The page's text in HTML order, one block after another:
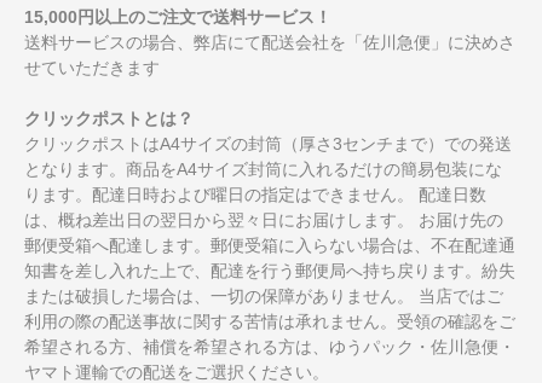
15,000円以上のご注文で送料サービス！
送料サービスの場合、弊店にて配送会社を「佐川急便」に決めさ
せていただきます
クリックポストとは？
クリックポストはA4サイズの封筒（厚さ3センチまで）での発送
となります。商品をA4サイズ封筒に入れるだけの簡易包装にな
ります。配達日時および曜日の指定はできません。 配達日数
は、概ね差出日の翌日から翌々日にお届けします。 お届け先の
郵便受箱へ配達します。郵便受箱に入らない場合は、不在配達通
知書を差し入れた上で、配達を行う郵便局へ持ち戻ります。紛失
または破損した場合は、一切の保障がありません。 当店ではご
利用の際の配送事故に関する苦情は承れません。受領の確認をご
希望される方、補償を希望される方は、ゆうパック・佐川急便・
ヤマト運輸での配送をご選択ください。